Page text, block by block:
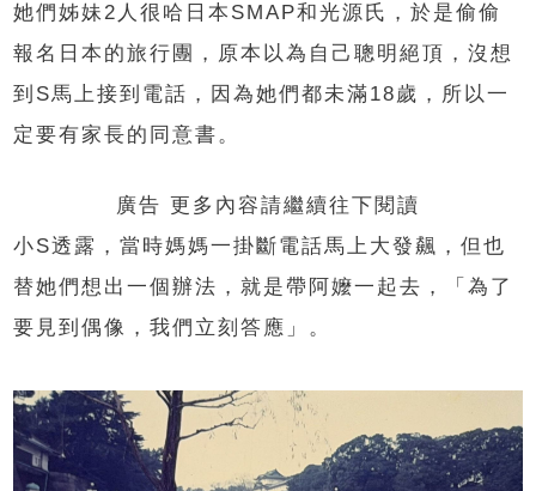
她們姊妹2人很哈日本SMAP和光源氏，於是偷偷
報名日本的旅行團，原本以為自己聰明絕頂，沒想
到S馬上接到電話，因為她們都未滿18歲，所以一
定要有家長的同意書。
廣告 更多內容請繼續往下閱讀
小S透露，當時媽媽一掛斷電話馬上大發飆，但也
替她們想出一個辦法，就是帶阿嬤一起去，「為了
要見到偶像，我們立刻答應」。